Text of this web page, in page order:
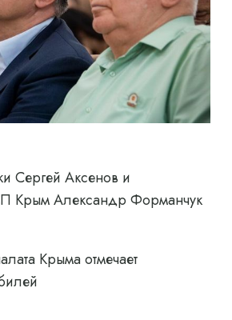
Сергей Аксенов и
Крым Александр Форманчук
Крыма отмечает